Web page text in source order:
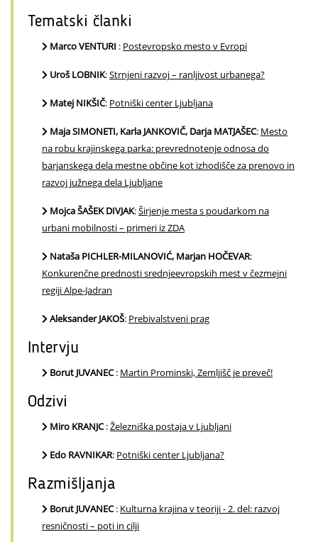
Tematski članki
Marco VENTURI : Postevropsko mesto v Evropi
Uroš LOBNIK:Strnjeni razvoj – ranljivost urbanega?
Matej NIKŠIČ: Potniški center Ljubljana
Maja SIMONETI, Karla JANKOVIČ, Darja MATJAŠEC: Mesto
na robu krajinskega parka: prevrednotenje odnosa do
barjanskega dela mestne občine kot izhodišče za prenovo in
razvoj južnega dela Ljubljane
Mojca ŠAŠEK DIVJAK:Širjenje mesta s poudarkom na
urbani mobilnosti – primeri iz ZDA
Nataša PICHLER-MILANOVIĆ, Marjan HOČEVAR:
Konkurenčne prednosti srednjeevropskih mest v čezmejni
regiji Alpe-Jadran
Aleksander JAKOŠ: Prebivalstveni prag
Intervju
Borut JUVANEC: Martin Prominski, Zemljišč je preveč!
Odzivi
Miro KRANJC:Železniška postaja v Ljubljani
Edo RAVNIKAR: Potniški center Ljubljana?
Razmišljanja
Borut JUVANEC: Kulturna krajina v teoriji - 2. del: razvoj
resničnosti – poti in cilji